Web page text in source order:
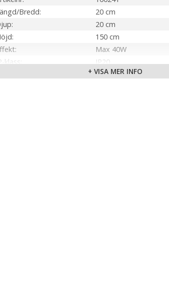
Bredd
20 cm
20 cm
150 cm
Max 40W
klass
IP20
Grå
+ VISA MER INFO